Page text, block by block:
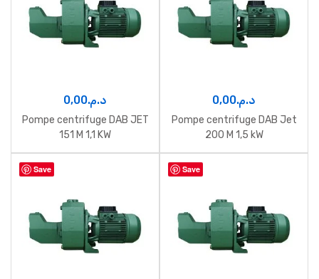
د.م.0,00
Pompe centrifuge DAB JET
151 M 1,1 KW
د.م.0,00
Pompe centrifuge DAB Jet
200 M 1,5 kW
Save Save